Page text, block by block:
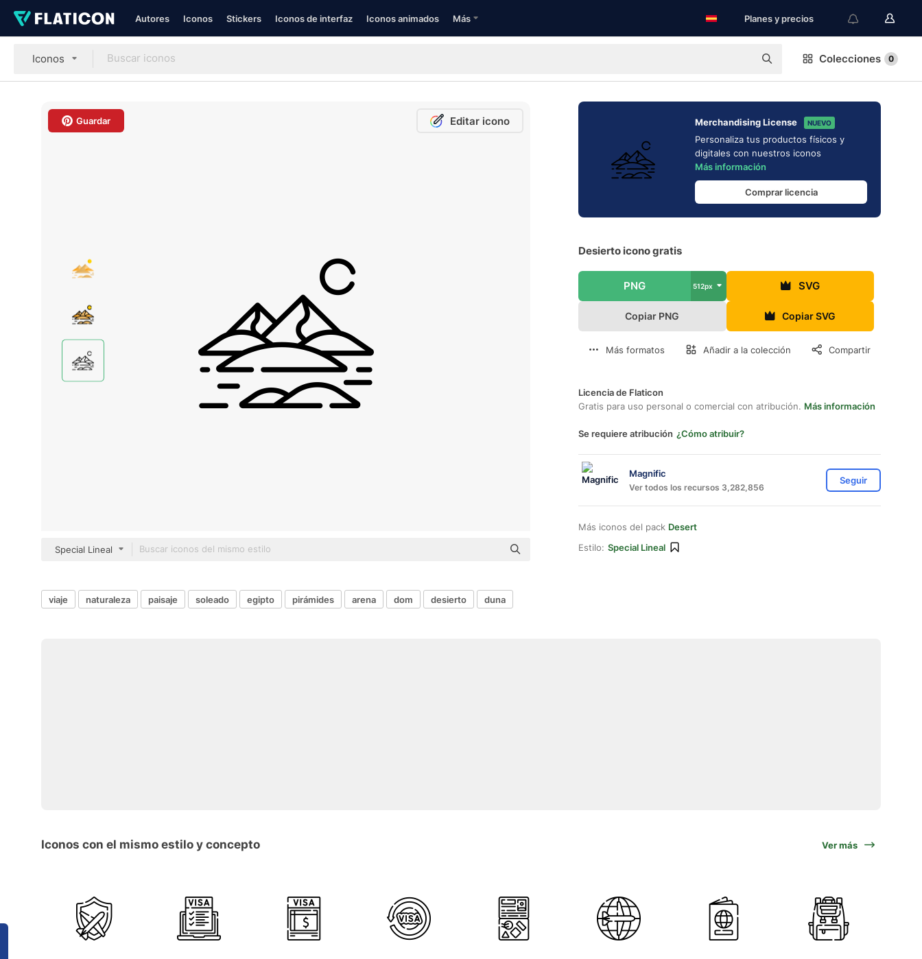
Autores Iconos Stickers Iconos de interfaz Iconos animados Más Planes y precios
Iconos Colecciones 0
Guardar Editar icono
Special Lineal
Merchandising License NUEVO
Personaliza tus productos físicos y
digitales con nuestros iconos
Más información
Comprar licencia
Desierto icono gratis
PNG 512px SVG
Copiar PNG Copiar SVG
Más formatos Añadir a la colección Compartir
Licencia de Flaticon
Gratis para uso personal o comercial con atribución. Más información
Se requiere atribución ¿Cómo atribuir?
Magnific
Ver todos los recursos 3,282,856
Seguir
Más iconos del pack Desert
Estilo: Special Lineal
viaje naturaleza paisaje soleado egipto pirámides arena dom desierto duna
Iconos con el mismo estilo y concepto Ver más